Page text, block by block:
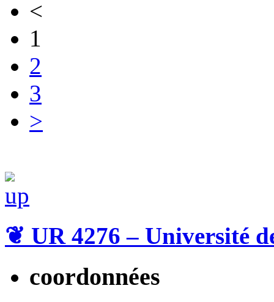
<
1
2
3
>
❦ UR 4276 – Université
coordonnées